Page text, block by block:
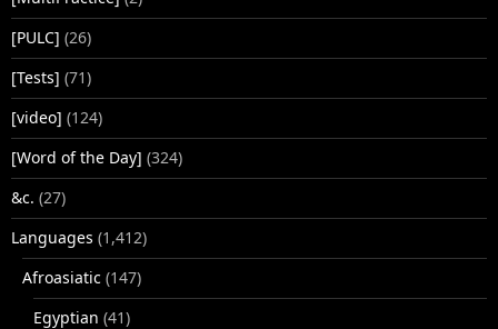
[PULC] (26)
[Tests] (71)
[video] (124)
[Word of the Day] (324)
&c. (27)
Languages (1,412)
Afroasiatic (147)
Egyptian (41)